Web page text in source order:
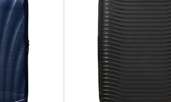
BREEZE
BREEZE